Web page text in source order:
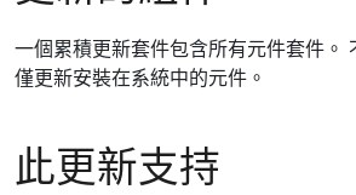
一個累積更新套件包含所有元件套件。
僅更新安裝在系統中的元件。
此更新支持